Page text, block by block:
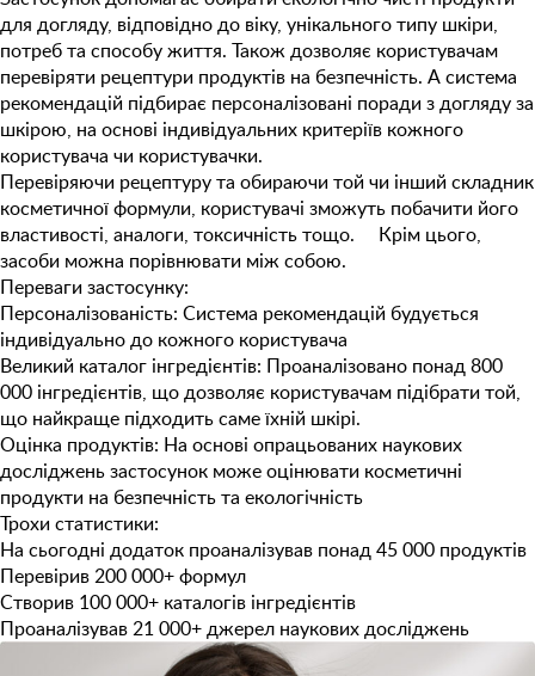
для догляду, відповідно до віку, унікального типу шкіри,
потреб та способу життя. Також дозволяє користувачам
перевіряти рецептури продуктів на безпечність. А система
рекомендацій підбирає персоналізовані поради з догляду за
шкірою, на основі індивідуальних критеріїв кожного
користувача чи користувачки.
Перевіряючи рецептуру та обираючи той чи інший складник
косметичної формули, користувачі зможуть побачити його
властивості, аналоги, токсичність тощо. Крім цього,
засоби можна порівнювати між собою.
Переваги застосунку:
Персоналізованість: Система рекомендацій будується
індивідуально до кожного користувача
Великий каталог інгредієнтів: Проаналізовано понад 800
000 інгредієнтів, що дозволяє користувачам підібрати той,
що найкраще підходить саме їхній шкірі.
Оцінка продуктів: На основі опрацьованих наукових
досліджень застосунок може оцінювати косметичні
продукти на безпечність та екологічність
Трохи статистики:
На сьогодні додаток проаналізував понад45 000 продуктів
Перевірив200 000+формул
Створив 100 000+ каталогів інгредієнтів
Проаналізував21 000+джерел наукових досліджень